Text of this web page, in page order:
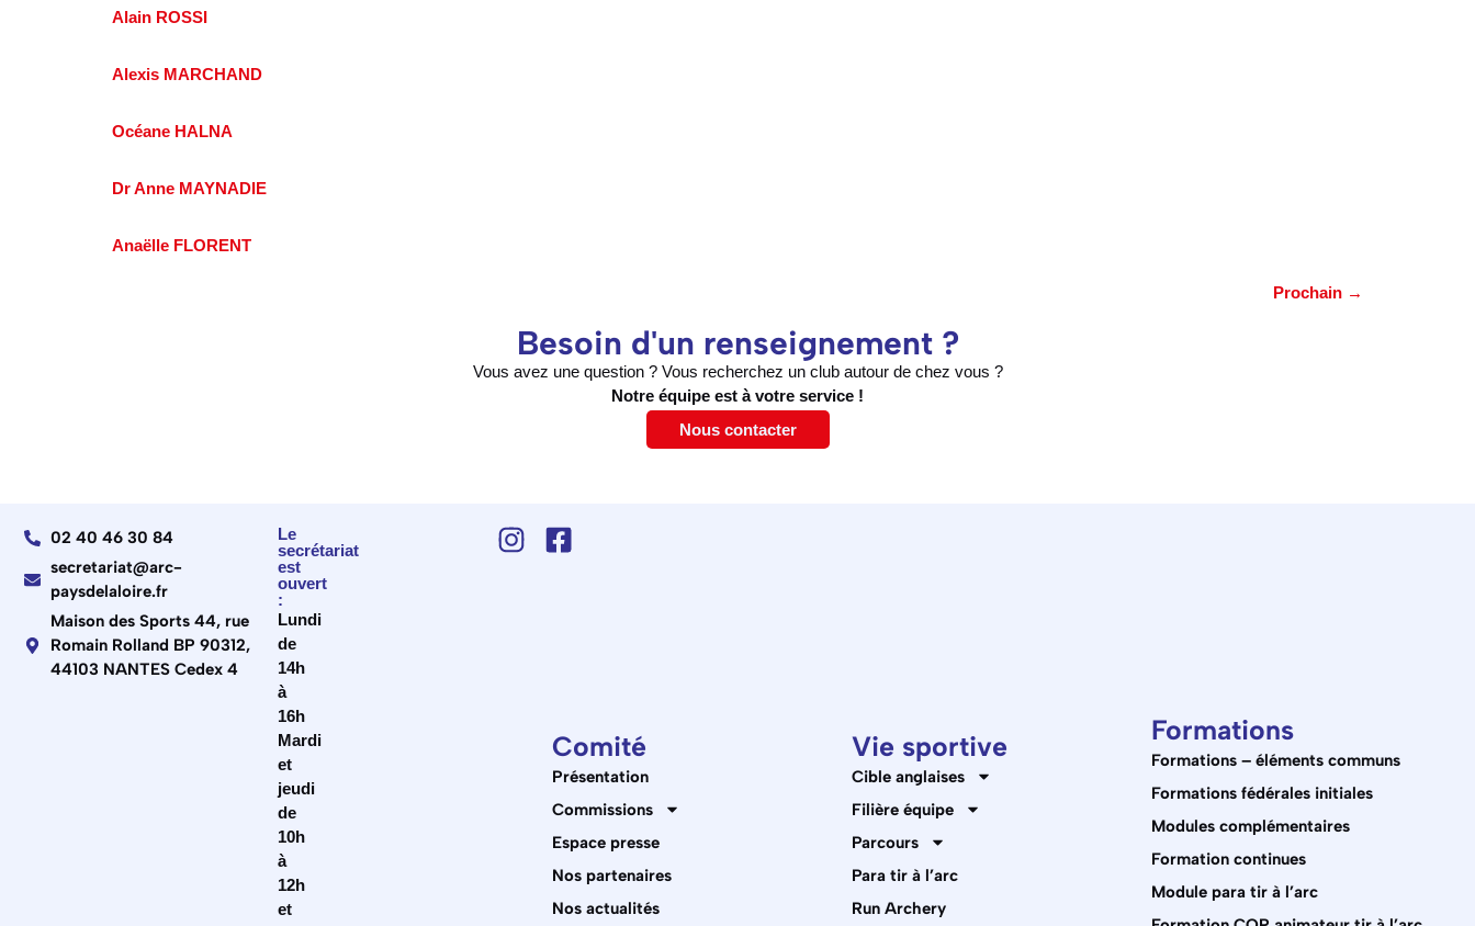
Alain ROSSI
Alexis MARCHAND
Océane HALNA
Dr Anne MAYNADIE
Anaëlle FLORENT
Prochain →
Besoin d'un renseignement ?
Vous avez une question ? Vous recherchez un club autour de chez vous ?
Notre équipe est à votre service !
Nous contacter
02 40 46 30 84
secretariat@arc-
paysdelaloire.fr
Maison des Sports 44, rue
Romain Rolland BP 90312,
44103 NANTES Cedex 4
Le
secrétariat
est
ouvert
:
Lundi
de
14h
à
16h
Mardi
et
jeudi
de
10h
à
12h
et
Comité
Présentation
Commissions
Espace presse
Nos partenaires
Nos actualités
Vie sportive
Cible anglaises
Filière équipe
Parcours
Para tir à l’arc
Run Archery
Formations
Formations – éléments communs
Formations fédérales initiales
Modules complémentaires
Formation continues
Module para tir à l’arc